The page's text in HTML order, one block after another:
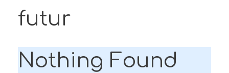
futur
Nothing Found